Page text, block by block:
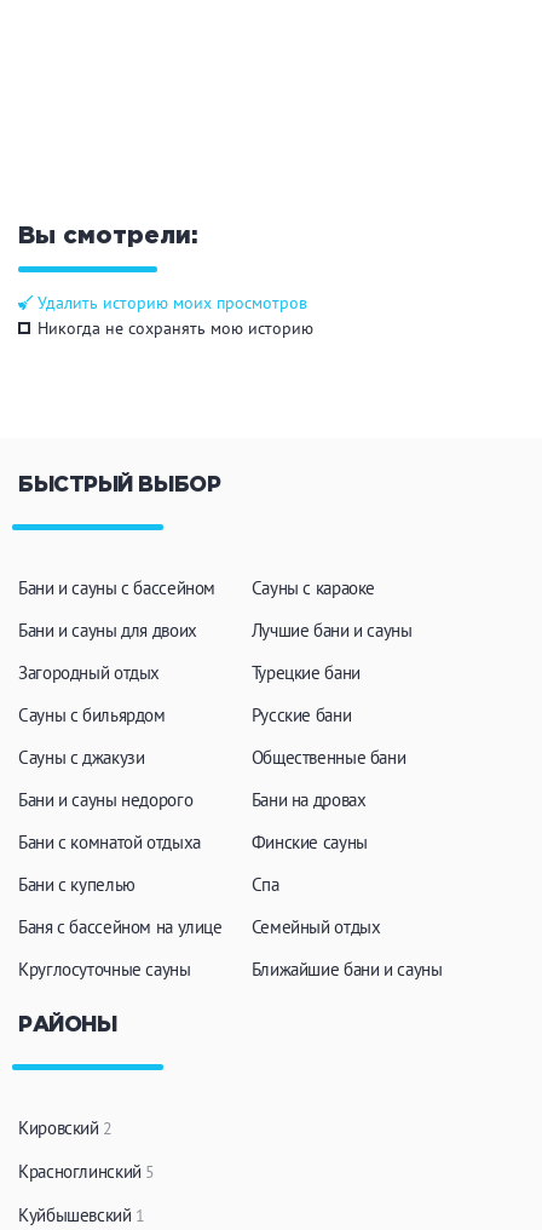
Аква-зона
Мангал/ барбекю
Со своей едой
Удобства
Комната отдыха
WI-FI
Детская комната
Вы смотрели:
Удалить историю моих просмотров
Никогда не сохранять мою историю
БЫСТРЫЙ ВЫБОР
Бани и сауны с бассейном
Бани и сауны для двоих
Загородный отдых
Сауны с бильярдом
Сауны с джакузи
Бани и сауны недорого
Бани с комнатой отдыха
Бани с купелью
Баня с бассейном на улице
Круглосуточные сауны
Сауны с караоке
Лучшие бани и сауны
Турецкие бани
Русские бани
Общественные бани
Бани на дровах
Финские сауны
Спа
Семейный отдых
Ближайшие бани и сауны
РАЙОНЫ
Кировский 2
Красноглинский 5
Куйбышевский 1